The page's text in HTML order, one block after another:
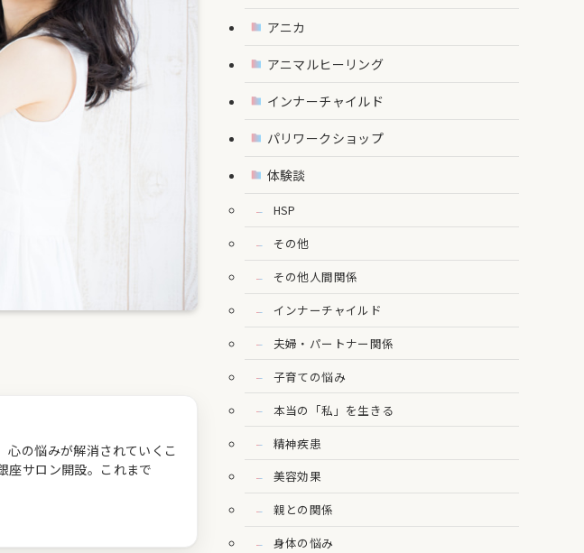
の悩みが解消されていくこ
座サロン開設。これまで
アニカ
アニマルヒーリング
インナーチャイルド
パリワークショップ
体験談
HSP
その他
その他人間関係
インナーチャイルド
夫婦・パートナー関係
子育ての悩み
本当の「私」を生きる
精神疾患
美容効果
親との関係
身体の悩み